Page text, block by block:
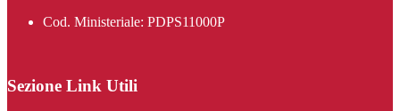
Cod. Ministeriale: PDPS11000P
Sezione Link Utili